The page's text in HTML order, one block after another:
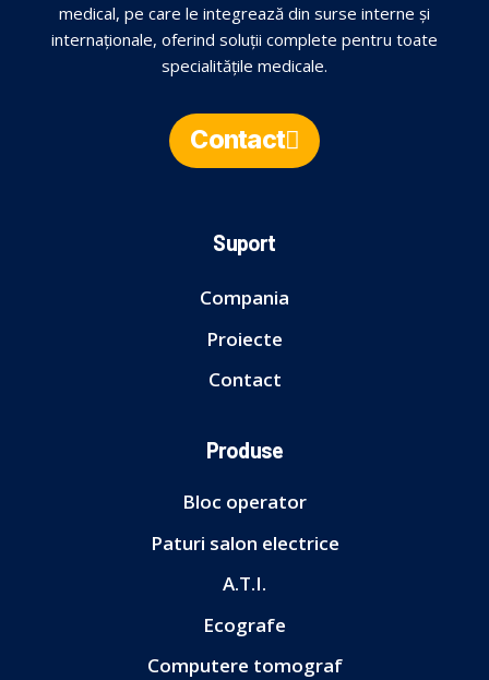
medical, pe care le integrează din surse interne și
internaționale, oferind soluții complete pentru toate
specialitățile medicale.
Contact
Suport
Compania
Proiecte
Contact
Produse
Bloc operator
Paturi salon electrice
A.T.I.
Ecografe
Computere tomograf